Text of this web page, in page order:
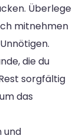
Überlege
mitnehmen
die du
sorgfältig
das
und